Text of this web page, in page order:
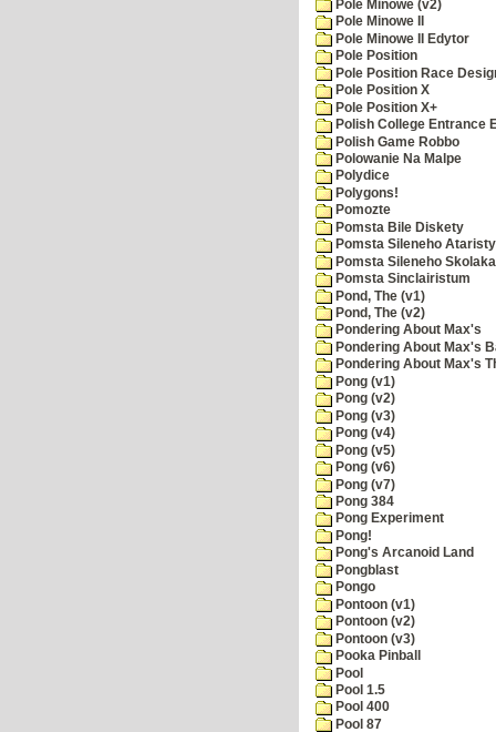
Pole Minowe (v2)
Pole Minowe II
Pole Minowe II Edytor
Pole Position
Pole Position Race
Pole Position X
Pole Position X+
Polish College Entrance
Polish Game Robbo
Polowanie Na Malpe
Polydice
Polygons!
Pomozte
Pomsta Bile Diskety
Pomsta Sileneho Ataristy
Pomsta Sileneho Skolaka
Pomsta Sinclairistum
Pond, The (v1)
Pond, The (v2)
Pondering About Max's
Pondering About Max's
Pondering About Max's
Pong (v1)
Pong (v2)
Pong (v3)
Pong (v4)
Pong (v5)
Pong (v6)
Pong (v7)
Pong 384
Pong Experiment
Pong!
Pong's Arcanoid Land
Pongblast
Pongo
Pontoon (v1)
Pontoon (v2)
Pontoon (v3)
Pooka Pinball
Pool
Pool 1.5
Pool 400
Pool 87